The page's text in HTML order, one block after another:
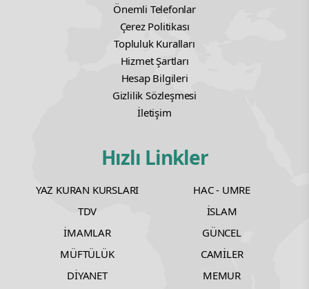
Önemli Telefonlar
Çerez Politikası
Topluluk Kuralları
Hizmet Şartları
Hesap Bilgileri
Gizlilik Sözleşmesi
İletişim
Hızlı Linkler
YAZ KURAN KURSLARI
HAC - UMRE
TDV
İSLAM
İMAMLAR
GÜNCEL
MÜFTÜLÜK
CAMİLER
DİYANET
MEMUR